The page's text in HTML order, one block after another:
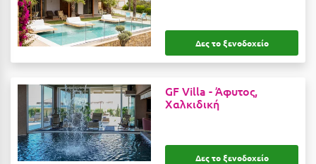
Δ
Δελφοί
Διακοπτό
Ε
Ελάτη Αρκαδίας
Ελληνικό Αρκαδίας
Δες το ξενοδοχείο
GF Villa -Άφυτος,
Χαλκιδική
Δες το ξενοδοχείο